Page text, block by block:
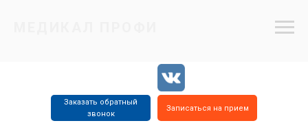
Записаться на прием
Заказать обратный
звонок